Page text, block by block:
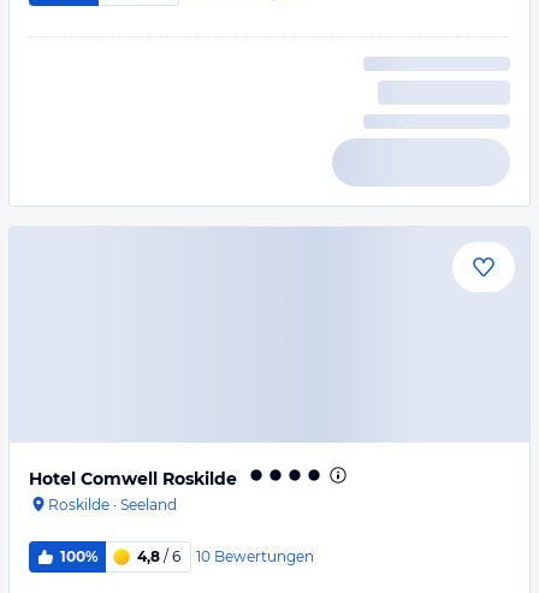
Hotel Comwell Roskilde
Roskilde · Seeland
100% 4,8 / 6 10 Bewertungen